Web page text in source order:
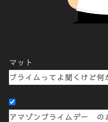
マット
プライムってよ聞くけど何
アマゾンプライムデー の